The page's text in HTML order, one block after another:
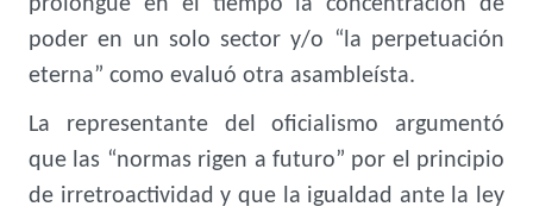
prolongue en el tiempo la concentración de
poder en un solo sector y/o “la perpetuación
eterna” como evaluó otra asambleísta.
La representante del oficialismo argumentó
que las “normas rigen a futuro” por el principio
de irretroactividad y que la igualdad ante la ley